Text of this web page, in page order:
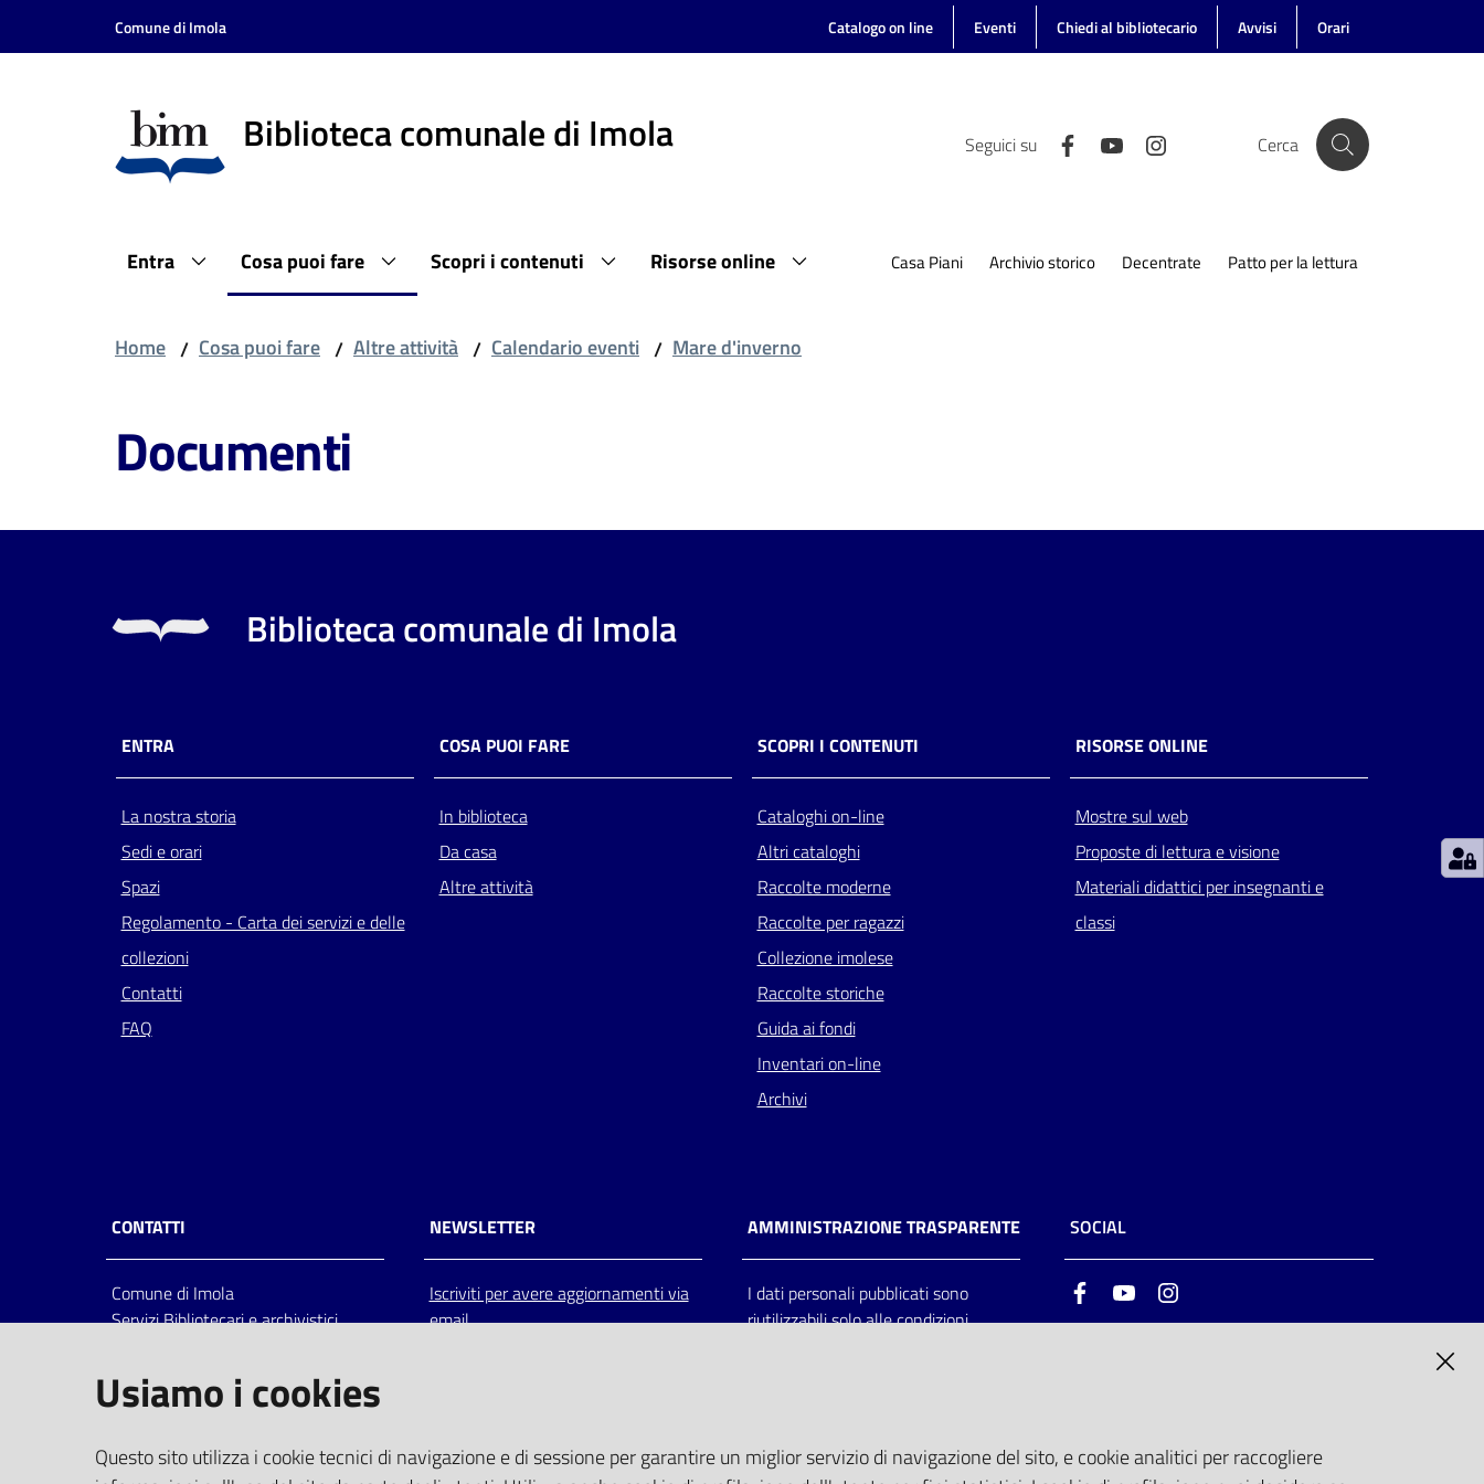
Vai al contenuto
Vai alla navigazione
Comune di Imola Catalogo on line Eventi Chiedi al bibliotecario Avvisi Orari
Biblioteca comunale di Imola Seguici su Cerca
Entra Cosa puoi fare Scopri i contenuti Risorse online Casa Piani Archivio storico Decentrate Patto per la lettura
Home / Cosa puoi fare / Altre attività / Calendario eventi / Mare d'inverno
Documenti
Biblioteca comunale di Imola
ENTRA
La nostra storia
Sedi e orari
Spazi
Regolamento - Carta dei servizi e delle
collezioni
Contatti
FAQ
COSA PUOI FARE
In biblioteca
Da casa
Altre attività
SCOPRI I CONTENUTI
Cataloghi on-line
Altri cataloghi
Raccolte moderne
Raccolte per ragazzi
Collezione imolese
Raccolte storiche
Guida ai fondi
Inventari on-line
Archivi
RISORSE ONLINE
Mostre sul web
Proposte di lettura e visione
Materiali didattici per insegnanti e
classi
CONTATTI
Comune di Imola
Servizi Bibliotecari e archivistici
Italia
centralino: tel 0542.6026.36 fax
bim@comune.imola.bo.it
PEC
NEWSLETTER
Iscriviti per avere aggiornamenti via
email
AMMINISTRAZIONE TRASPARENTE
I dati personali pubblicati sono
riutilizzabili solo alle condizioni
SOCIAL
FacebookYoutube
Usiamo i cookies
Questo sito utilizza i cookie tecnici di navigazione e di sessione per garantire un miglior servizio di navigazione del sito, e cookie analitici per raccogliere